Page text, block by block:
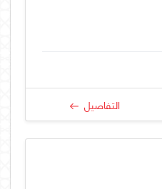
التفاصيل